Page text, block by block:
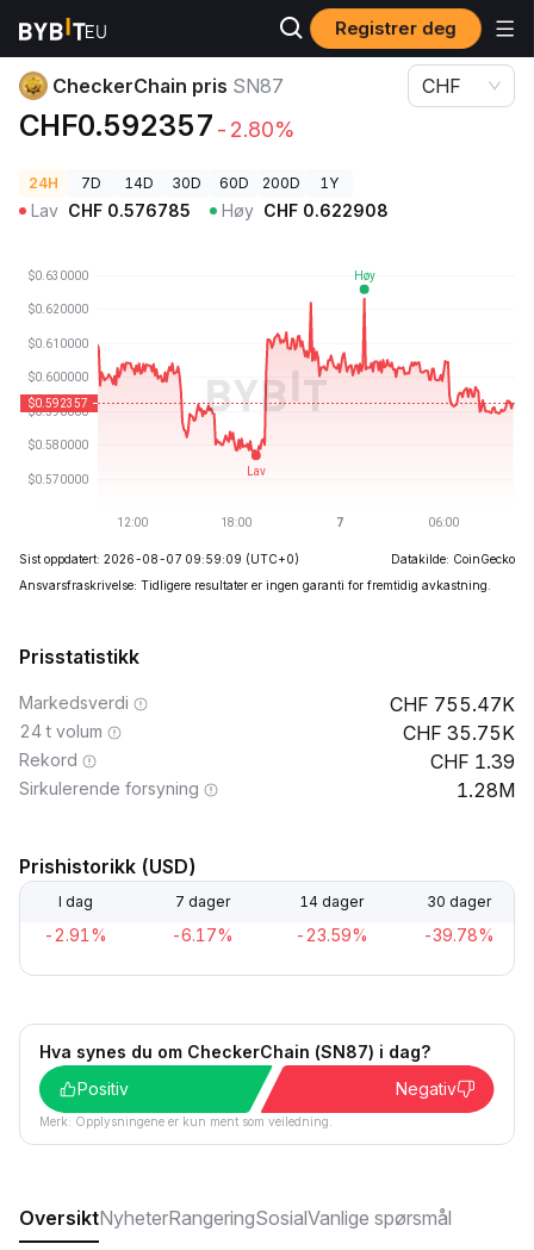
Registrer deg
Kryptopriser CheckerChain pris SN87
CheckerChain pris SN87
CHF0.592357 -2.80%
CHF
24H 7D 14D 30D 60D 200D 1Y
Lav CHF 0.576785 Høy CHF 0.622908
Sist oppdatert: 2026-08-07 09:59:09 (UTC+0)
Datakilde: CoinGecko
Ansvarsfraskrivelse: Tidligere resultater er ingen garanti for fremtidig avkastning.
Prisstatistikk
Markedsverdi 755.47K
24 t volum 35.75K
Rekord 1.39
Sirkulerende forsyning 1.28M
Prishistorikk (USD)
I dag 7 dager 14 dager 30 dager
-2.91% -6.17% -23.59% -39.78%
Hva synes du om CheckerChain (SN87) i dag?
Positiv
Negativ
Merk: Opplysningene er kun ment som veiledning.
OversiktNyheterRangeringSosialVanlige spørsmål